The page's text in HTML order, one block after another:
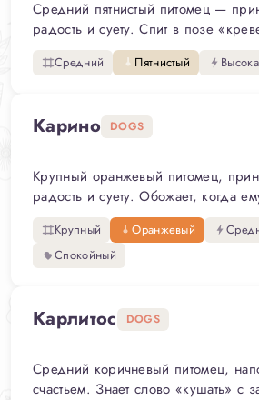
Средний пятнистый питомец —
радость и суету. Спит в позе
Средний Пятнистый
Карино DOGS
Крупный оранжевый питомец,
радость и суету. Обожает, когда
Крупный Оранжевый
Спокойный
Карлитос DOGS
Средний коричневый питомец,
счастьем. Знает слово «кушать» с